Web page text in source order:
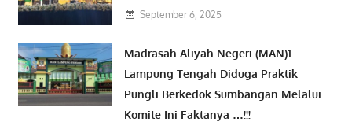
September 6, 2025
Madrasah Aliyah Negeri (MAN)1
Lampung Tengah Diduga Praktik
Pungli Berkedok Sumbangan Melalui
Komite Ini Faktanya …!!!